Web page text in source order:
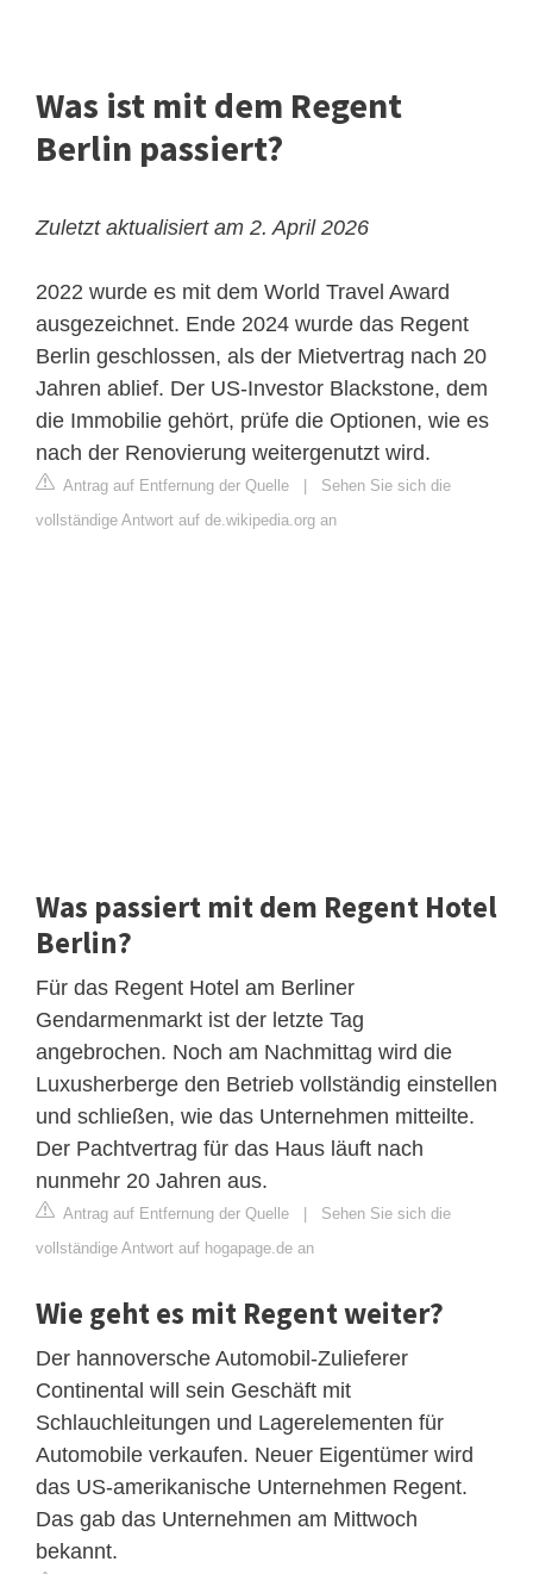
Was ist mit dem Regent
Berlin passiert?
Zuletzt aktualisiert am 2. April 2026
2022 wurde es mit dem World Travel Award
ausgezeichnet. Ende 2024 wurde das Regent
Berlin geschlossen, als der Mietvertrag nach 20
Jahren ablief. Der US-Investor Blackstone, dem
die Immobilie gehört, prüfe die Optionen, wie es
nach der Renovierung weitergenutzt wird.
Antrag auf Entfernung der Quelle
Sehen Sie sich die
vollständige Antwort auf de.wikipedia.org an
Was passiert mit dem Regent Hotel
Berlin?
Für das Regent Hotel am Berliner
Gendarmenmarkt ist der letzte Tag
angebrochen. Noch am Nachmittag wird die
Luxusherberge den Betrieb vollständig einstellen
und schließen, wie das Unternehmen mitteilte.
Der Pachtvertrag für das Haus läuft nach
nunmehr 20 Jahren aus.
Antrag auf Entfernung der Quelle
Sehen Sie sich die
vollständige Antwort auf hogapage.de an
Wie geht es mit Regent weiter?
Der hannoversche Automobil-Zulieferer
Continental will sein Geschäft mit
Schlauchleitungen und Lagerelementen für
Automobile verkaufen. Neuer Eigentümer wird
das US-amerikanische Unternehmen Regent.
Das gab das Unternehmen am Mittwoch
bekannt.